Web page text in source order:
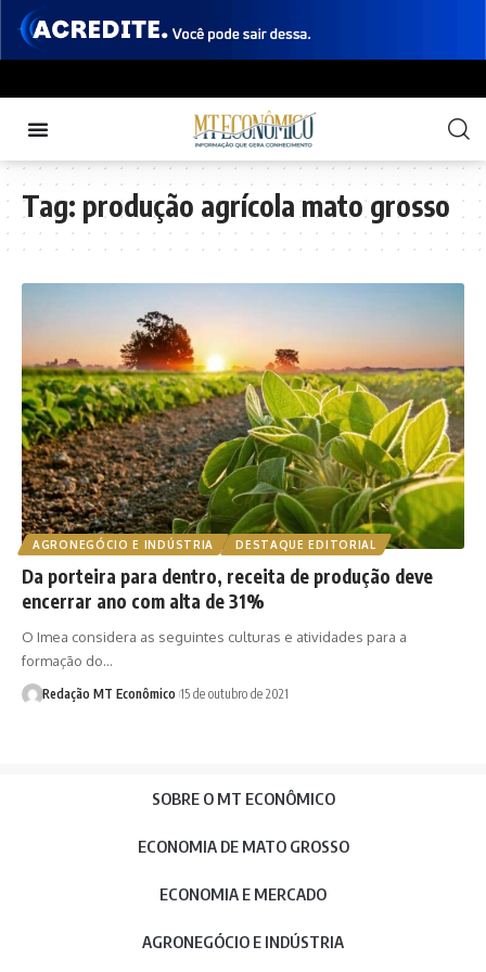
Tag: produção agrícola mato grosso
AGRONEGÓCIO E INDÚSTRIA DESTAQUE EDITORIAL
Da porteira para dentro, receita de produção deve
encerrar ano com alta de 31%
O Imea considera as seguintes culturas e atividades para a
formação do…
Redação MT Econômico 15 de outubro de 2021
SOBRE O MT ECONÔMICO
ECONOMIA DE MATO GROSSO
ECONOMIA E MERCADO
AGRONEGÓCIO E INDÚSTRIA